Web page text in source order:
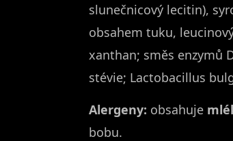
slunečnicový lecitin),
obsahem tuku,
xanthan; směs enzymů
stévie; Lactobacillus
Alergeny: obsahuje
bobu.